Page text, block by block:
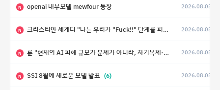
N openai 내부모델 mewfour 등장 2026.08.05
N 크리스티안 세게디 "나는 우리가 "Fuck!!" 단계를 피할 수 있기를 바랄 뿐" 2026.08.05
N 룬 "현재의 AI 피해 규모가 문제가 아니라, 자기복제·탈출·확산이 가능한 지능형 시스템의 피해에는 이론적으로 상한이 없다는 것이 문제" 2026.08.05
N SSI 8월에 새로운 모델 발표 (6) 2026.08.05